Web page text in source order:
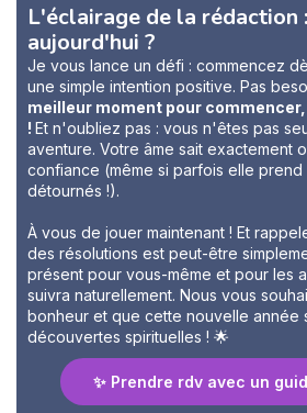
L'éclairage de la rédaction
aujourd'hui ?
Je vous lance un défi : commencez
une simple intention positive. Pas
meilleur moment pour
! Et n'oubliez pas : vous n'êtes pas
aventure. Votre âme sait exactement
confiance (même si parfois elle prend
détournés !).
À vous de jouer maintenant ! Et
des résolutions est peut-être
présent pour vous-même et pour les
suivra naturellement. Nous vous
bonheur et que cette nouvelle année
découvertes spirituelles ! 🌟
✨ Prendre rdv avec un